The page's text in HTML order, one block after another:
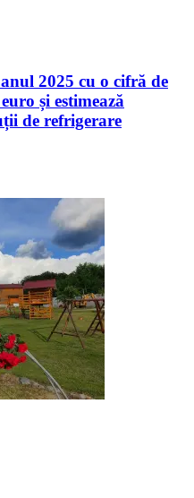
2025 cu o cifră de
și estimează
de refrigerare